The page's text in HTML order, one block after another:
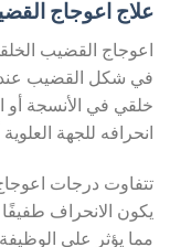
علاج اعوجاج
اعوجاج القضيب
في شكل القضيب عند
خلقي في الأنسجة أو
انحرافه للجهة
تتفاوت درجات
يكون الانحراف
مما يؤثر على